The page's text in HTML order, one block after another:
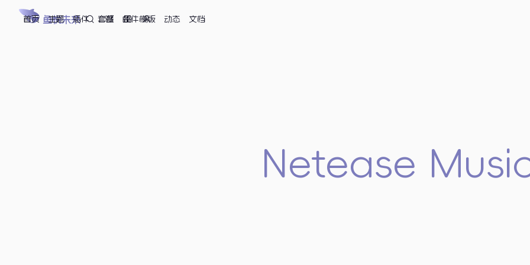
鱼悦未来
首页 主题 插件 套餐 邮件模版 动态 文档
Netease